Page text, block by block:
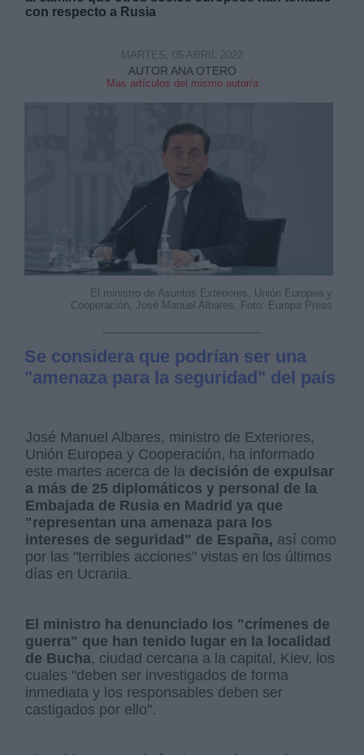
con respecto a Rusia
AUTOR ANA OTERO
Mas artículos del mismo autor/a
MARTES, 05 ABRIL 2022
El ministro de Asuntos Exteriores, Unión Europea y
Cooperación, José Manuel Albares. Foto: Europa Press
Se considera que podrían ser una
"amenaza para la seguridad" del país
José Manuel Albares, ministro de Exteriores,
Unión Europea y Cooperación, ha informado
este martes acerca de la decisión de expulsar
a más de 25 diplomáticos y personal de la
Embajada de Rusia en Madrid ya que
"representan una amenaza para los
intereses de seguridad" de España, así como
por las "terribles acciones" vistas en los últimos
días en Ucrania.
El ministro ha denunciado los "crímenes de
guerra" que han tenido lugar en la localidad
de Bucha, ciudad cercana a la capital, Kiev, los
cuales "deben ser investigados de forma
inmediata y los responsables deben ser
castigados por ello".